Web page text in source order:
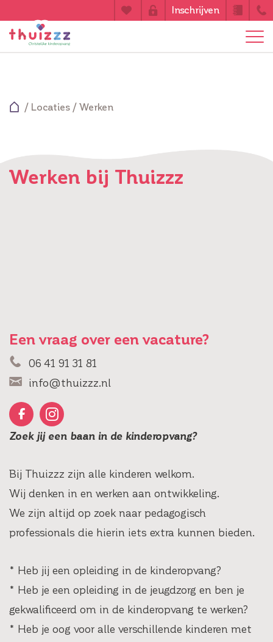
Inschrijven
/ Locaties / Werken
Werken bij Thuizzz
Een vraag over een vacature?
06 41 91 31 81
info@thuizzz.nl
Zoek jij een baan in de kinderopvang?
Bij Thuizzz zijn alle kinderen welkom.
Wij denken in en werken aan ontwikkeling.
We zijn altijd op zoek naar pedagogisch
professionals die hierin iets extra kunnen bieden.
* Heb jij een opleiding in de kinderopvang?
* Heb je een opleiding in de jeugdzorg en ben je
gekwalificeerd om in de kinderopvang te werken?
* Heb je oog voor alle verschillende kinderen met